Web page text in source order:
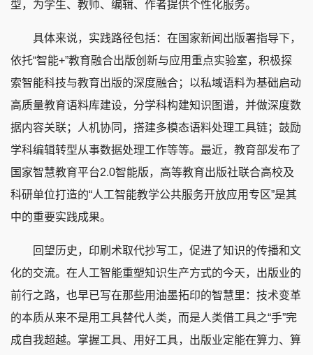
型，为学生、教师、编辑、作者提供个性化服务。
具体来说，实践路径包括：在国家新闻出版署指导下，
依托“智能+”教育融合出版创新与应用重点实验室，积极探
索智能科技与教育出版的深度融合；以私域语料为基础启动
高质量教育语料库建设，分学科构建知识图谱，并做深度数
据内容关联；人机协同，搭建多模态语料处理工具链；鼓励
学科编辑转型从事数据处理工作等等。最近，教育部发布了
国家智慧教育平台2.0智能版，高等教育出版社联合高校及
科研单位打造的“人工智能教学公共服务开放应用专区”是其
中的重要实践成果。
回望历史，印刷术取代抄写工，促进了知识的传播和文
化的交流。在人工智能重塑知识生产方式的今天，出版业的
前行之路，也早已写在那些用油墨拓印的智慧里：技术变革
的本质从来不是用工具替代人类，而是人类借工具之“手”完
成自我超越。掌握工具、用好工具，出版业定能在算力、算